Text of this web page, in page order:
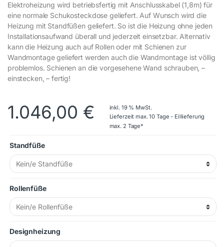
Elektroheizung wird betriebsfertig mit Anschlusskabel (1,8m) für
eine normale Schukosteckdose geliefert. Auf Wunsch wird die
Heizung mit Standfüßen geliefert. So ist die Heizung ohne jeden
Installationsaufwand überall und jederzeit einsetzbar. Alternativ
kann die Heizung auch auf Rollen oder mit Schienen zur
Wandmontage geliefert werden auch die Wandmontage ist völlig
problemlos. Schienen an die vorgesehene Wand schrauben, –
einstecken, – fertig!
1.046,00 €
inkl. 19 % MwSt.
Lieferzeit max. 10 Tage - Eillieferung
max. 2 Tage*
Standfüße
Rollenfüße
Designheizung